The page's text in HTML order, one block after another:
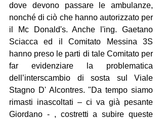
dove devono passare le ambulanze,
nonché di ciò che hanno autorizzato per
il Mc Donald's. Anche l'ing. Gaetano
Sciacca ed il Comitato Messina 3S
hanno preso le parti di tale Comitato per
far evidenziare la problematica
dell’interscambio di sosta sul Viale
Stagno D' Alcontres. "Da tempo siamo
rimasti inascoltati – ci va già pesante
Giordano - , costretti a subire queste